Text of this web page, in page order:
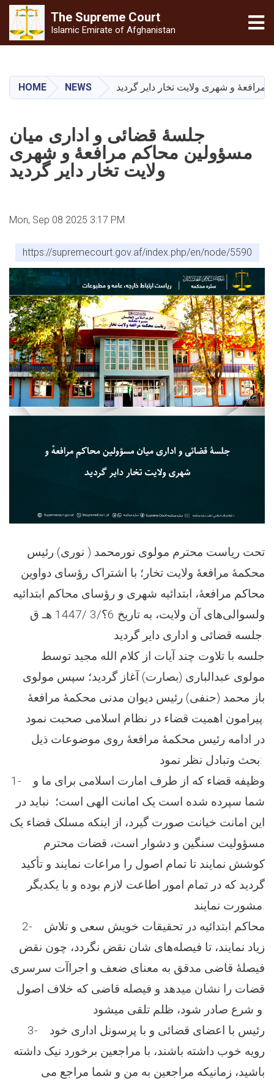
main
content
The Supreme Court
Islamic Emirate of Afghanistan
HOME NEWS و شهری ولایت تخار دایر گردید
جلسۀ قضائی و اداری میان
مسؤولین محاکم مرافعهٔ و شهری
ولایت تخار دایر گردید
Mon, Sep 08 2025 3:17 PM
https://supremecourt.gov.af/index.php/en/node/5590
تحت ریاست محترم مولوی نورمحمد ( نوری) رئیس
محکمهٔ مرافعهٔ ولایت تخار؛ با اشتراک رؤسای دواوین
محاکم مرافعهٔ، ابتدائیه شهری و رؤسای محاکم ابتدائیه
ولسوالی‌های آن ولایت، به تاریخ 6؟/3 /1447 هـ ق
جلسه قضائی و اداری دایر گردید.
جلسه با تلاوت چند آیات از کلام الله مجید توسط
مولوی عبدالباری (بصارت) آغاز گردید؛ سپس مولوی
باز محمد (حنفی) رئیس دیوان مدنی محکمهٔ مرافعهٔ
پیرامون اهمیت قضاء در نظام اسلامی صحبت نمود.
در ادامه رئیس محکمهٔ مرافعهٔ روی موضوعات ذیل
بحث وتبادل نظر نمود:
1- وظیفه قضاء که از طرف امارت اسلامی برای ما و
شما سپرده شده است یک امانت الهی است؛ نباید در
این امانت خیانت صورت گیرد، از اینکه مسلک قضاء یک
مسؤولیت سنگین و دشوار است، قضات محترم
کوشش نمایند تا تمام اصول را مراعات نمایند و تأکید
گردید که در تمام امور اطاعت لازم بوده و با یکدیگر
مشورت نمایند.
2- محاکم ابتدائیه در تحقیقات خویش سعی و تلاش
زیاد نمایند، تا فیصله‌های شان نقض نگردد، چون نقض
فیصلهٔ قاضی مدقق به معنای ضعف و اجراآت سرسری
قضات را نشان میدهد و فیصله قاضی که خلاف اصول
و شرع صادر شود، ظلم تلقی میشود.
3- رئیس با اعضای قضائی و با پرسونل اداری خود
رویه خوب داشته باشند، با مراجعین برخورد نیک داشته
باشید، زمانیکه مراجعین به من و شما مراجع می